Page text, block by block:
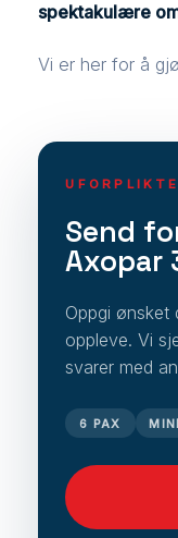
spektakulære
Vi er her for å
Send
Axopar
Oppgi ønsket
oppleve. Vi
svarer med
6 PAX